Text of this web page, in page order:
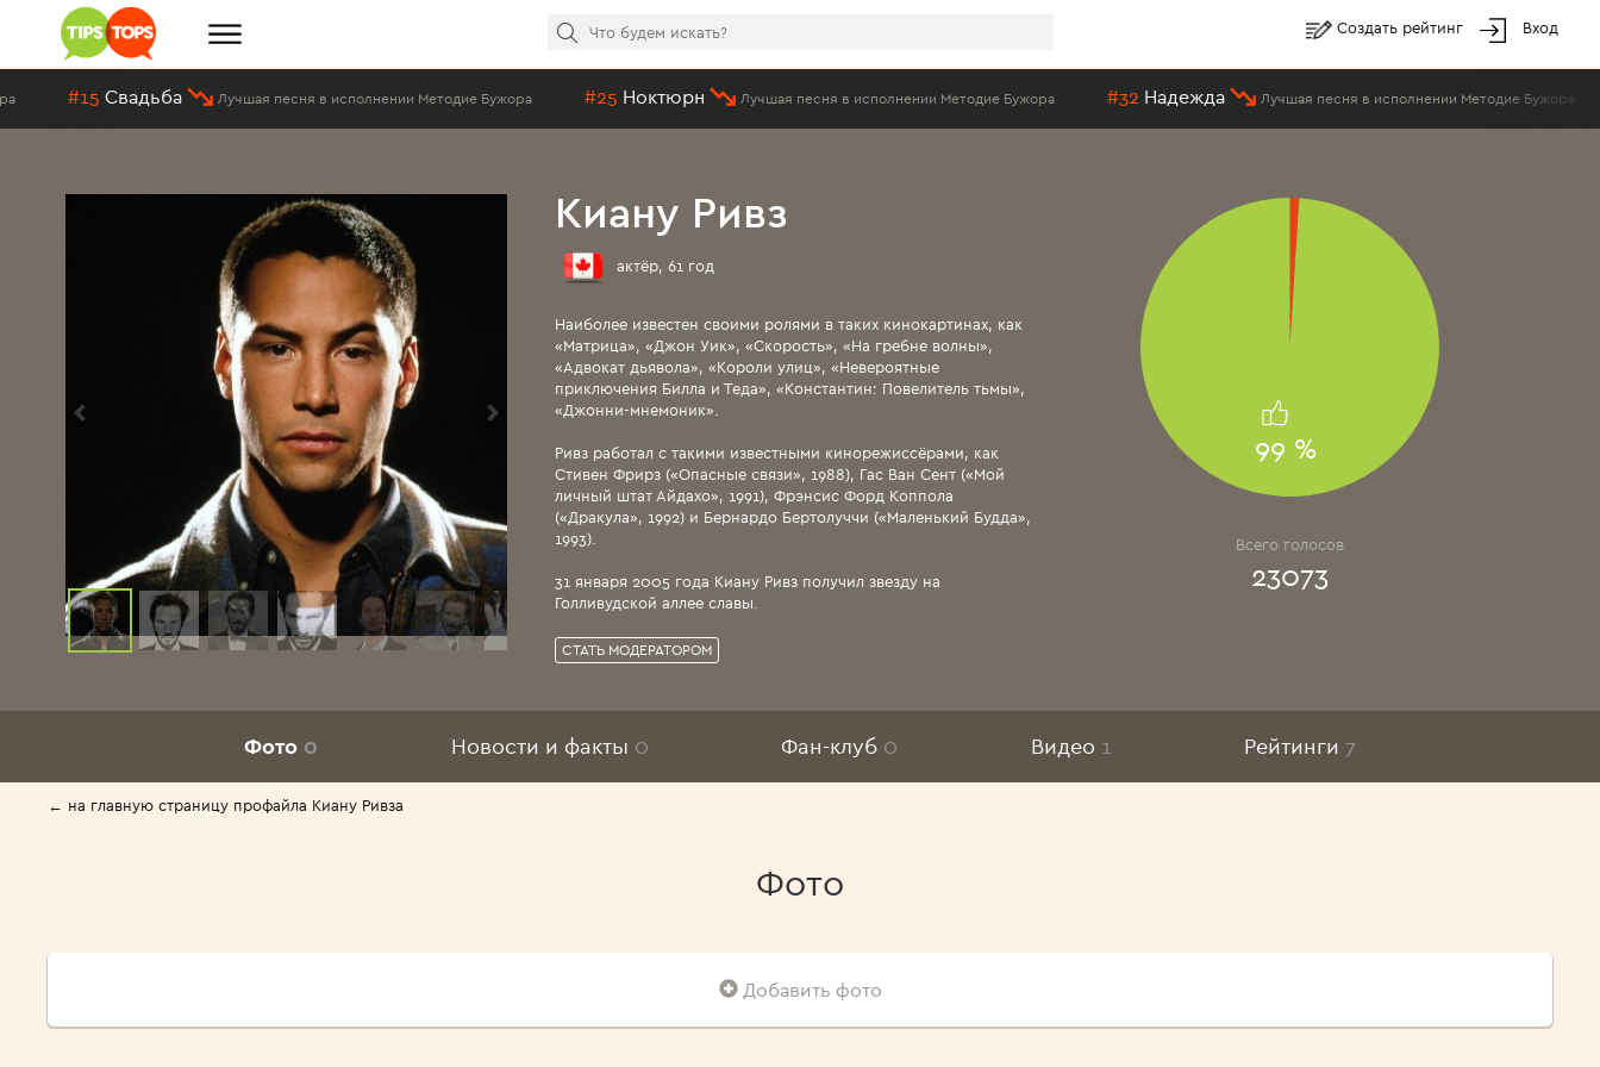
Создать рейтинг Вход
#15 Свадьба Лучшая песня в исполнении Методие Бужора #25 Ноктюрн Лучшая песня в исполнении Методие Бужора #32 Надежда Лучшая песня в исполнении Методие Бужора
Киану Ривз
актёр, 61 год
Наиболее известен своими ролями в таких кинокартинах, как
«Матрица», «Джон Уик», «Скорость», «На гребне волны»,
«Адвокат дьявола», «Короли улиц», «Невероятные
приключения Билла и Теда», «Константин: Повелитель тьмы»,
«Джонни-мнемоник».
Ривз работал с такими известными кинорежиссёрами, как
Стивен Фрирз («Опасные связи», 1988), Гас Ван Сент («Мой
личный штат Айдахо», 1991), Фрэнсис Форд Коппола
(«Дракула», 1992) и Бернардо Бертолуччи («Маленький Будда»,
1993).
31 января 2005 года Киану Ривз получил звезду на
Голливудской аллее славы.
СТАТЬ МОДЕРАТОРОМ
99 %
Всего голосов
23073
Фото 0 Новости и факты 0 Фан-клуб 0 Видео 1 Рейтинги 7
← на главную страницу профайла Киану Ривза
Фото
Добавить фото